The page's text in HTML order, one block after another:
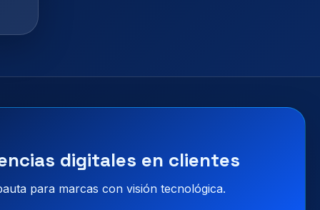
digitales en clientes
para marcas con visión tecnológica.